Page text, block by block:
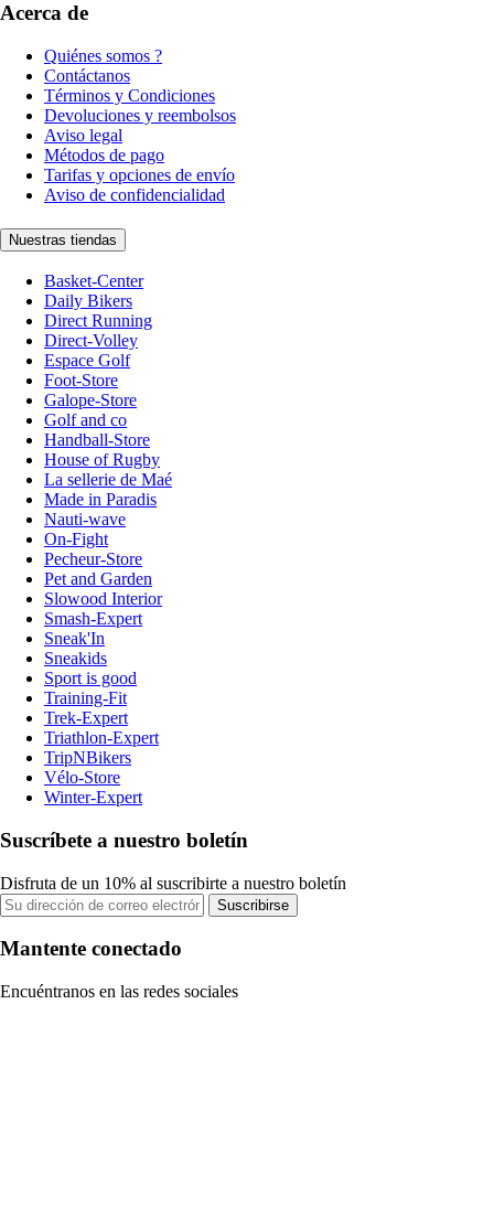
Acerca de
Quiénes somos ?
Contáctanos
Términos y Condiciones
Devoluciones y reembolsos
Aviso legal
Métodos de pago
Tarifas y opciones de envío
Aviso de confidencialidad
Nuestras tiendas
Basket-Center
Daily Bikers
Direct Running
Direct-Volley
Espace Golf
Foot-Store
Galope-Store
Golf and co
Handball-Store
House of Rugby
La sellerie de Maé
Made in Paradis
Nauti-wave
On-Fight
Pecheur-Store
Pet and Garden
Slowood Interior
Smash-Expert
Sneak'In
Sneakids
Sport is good
Training-Fit
Trek-Expert
Triathlon-Expert
TripNBikers
Vélo-Store
Winter-Expert
Suscríbete a nuestro boletín
Disfruta de un 10% al suscribirte a nuestro boletín
Suscribirse
Mantente conectado
Encuéntranos en las redes sociales